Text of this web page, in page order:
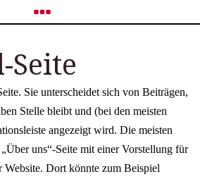
Seite
Sie unterscheidet sich von Beiträgen,
Stelle bleibt und (bei den meisten
angezeigt wird. Die meisten
uns“-Seite mit einer Vorstellung für
Website. Dort könnte zum Beispiel